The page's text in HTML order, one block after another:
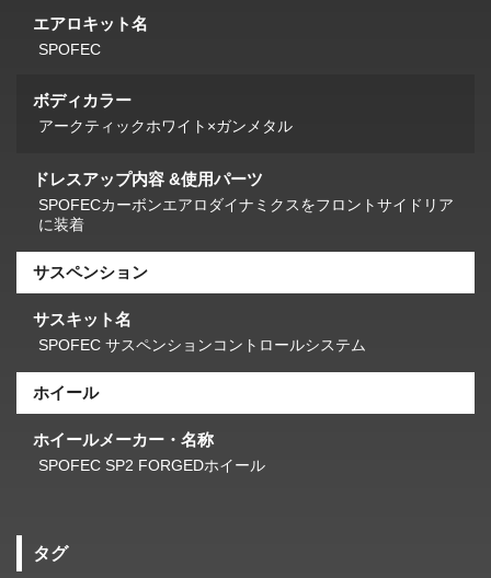
エアロキット名
SPOFEC
ボディカラー
アークティックホワイト×ガンメタル
ドレスアップ内容 &使用パーツ
SPOFECカーボンエアロダイナミクスをフロントサイドリア
に装着
サスペンション
サスキット名
SPOFEC サスペンションコントロールシステム
ホイール
ホイールメーカー・名称
SPOFEC SP2 FORGEDホイール
タグ